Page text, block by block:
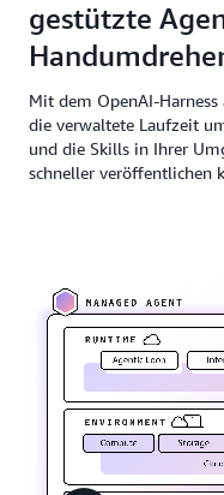
gestützte
Mit dem OpenAI-
die verwaltete Laufzeit
und die Skills in Ihrer
schneller veröffentlichen